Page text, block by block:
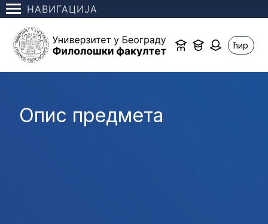
НАВИГАЦИЈА
ћир
Опис предмета